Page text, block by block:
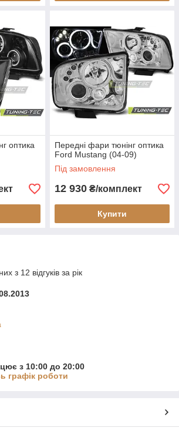
оптика
Передні фари тюнінг оптика
Ford Mustang (04-09)
Під замовлення
12 930 ₴/комплект
Купити
з 12 відгуків за рік
з 10:00 до 20:00
графік роботи